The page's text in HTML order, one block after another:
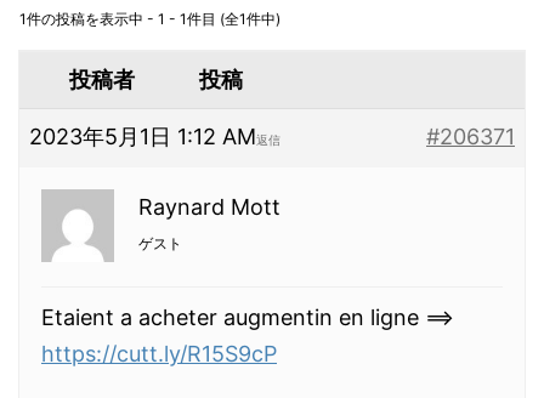
1件の投稿を表示中 - 1 - 1件目 (全1件中)
投稿者 投稿
2023年5月1日 1:12 AM #206371
返信
Raynard Mott
ゲスト
Etaient a acheter augmentin en ligne ==>
https://cutt.ly/R15S9cP